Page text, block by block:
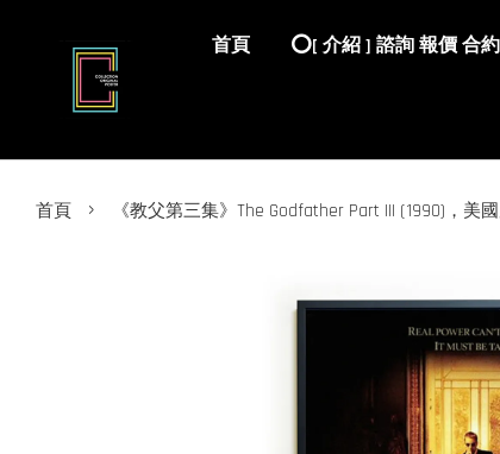
首頁 ⭕️[ 介紹 ] 諮詢 報價 合約
首頁 › 《教父第三集》The Godfather Part III (1990)，美